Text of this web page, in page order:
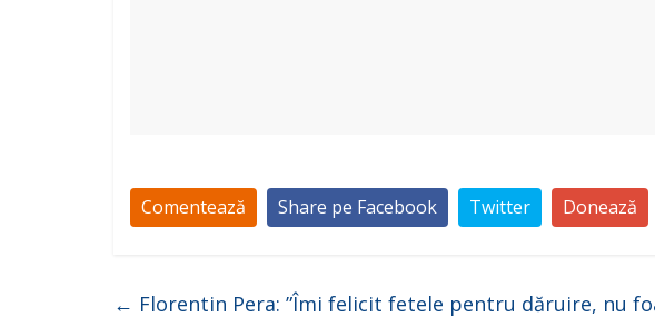
Comentează Share pe Facebook Twitter Donează
← Florentin Pera: ”Îmi felicit fetele pentru dăruire, nu